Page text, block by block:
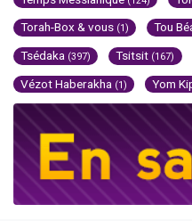
Torah-Box & vous (1) Tou
Tsédaka (397) Tsitsit (167)
Vézot Haberakha (1) Yom